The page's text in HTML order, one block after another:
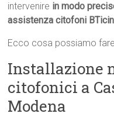
intervenire in modo
assistenza citofoni
Ecco cosa possiamo
Installazione
citofonici a
Modena